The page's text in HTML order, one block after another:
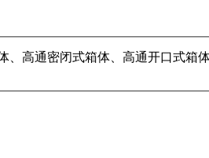
、高通密闭式箱体、高通开口式